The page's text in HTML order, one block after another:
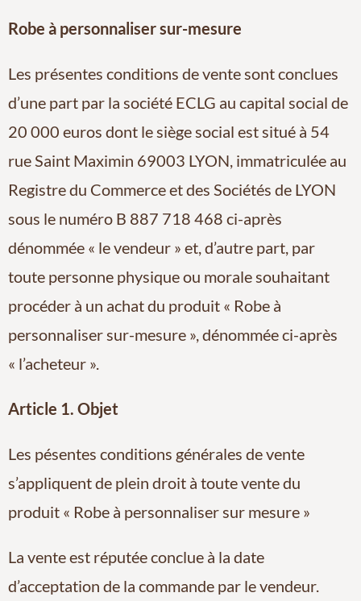
Robe à personnaliser sur-mesure
Les présentes conditions de vente sont conclues
d’une part par la société ECLG au capital social de
20 000 euros dont le siège social est situé à 54
rue Saint Maximin 69003 LYON, immatriculée au
Registre du Commerce et des Sociétés de LYON
sous le numéro B 887 718 468 ci-après
dénommée « le vendeur » et, d’autre part, par
toute personne physique ou morale souhaitant
procéder à un achat du produit « Robe à
personnaliser sur-mesure », dénommée ci-après
« l’acheteur ».
Article 1. Objet
Les pésentes conditions générales de vente
s’appliquent de plein droit à toute vente du
produit « Robe à personnaliser sur mesure »
La vente est réputée conclue à la date
d’acceptation de la commande par le vendeur.